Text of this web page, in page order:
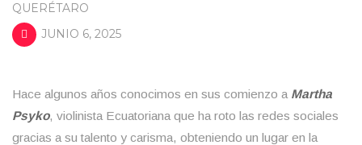
QUERÉTARO
JUNIO 6, 2025
Hace algunos años conocimos en sus comienzo a Martha
Psyko, violinista Ecuatoriana que ha roto las redes sociales
gracias a su talento y carisma, obteniendo un lugar en la